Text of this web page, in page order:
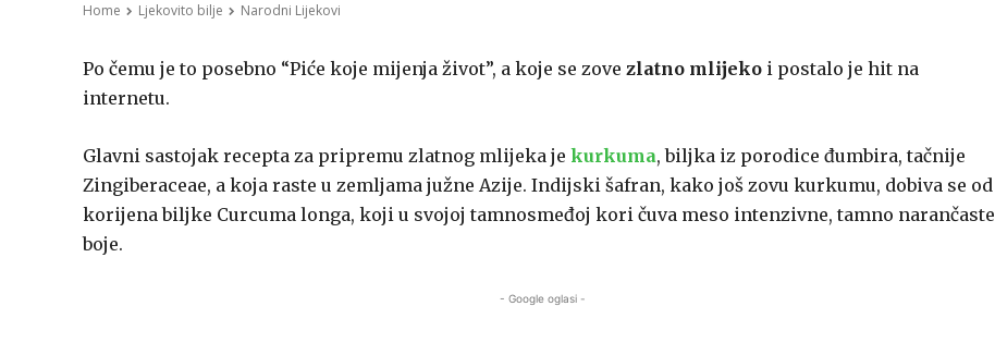
Home Ljekovito bilje Narodni Lijekovi
Po čemu je to posebno “Piće koje mijenja život”, a koje se zove zlatno mlijeko i postalo je hit na
internetu.
Glavni sastojak recepta za pripremu zlatnog mlijeka je kurkuma, biljka iz porodice đumbira, tačnije
Zingiberaceae, a koja raste u zemljama južne Azije. Indijski šafran, kako još zovu kurkumu, dobiva se od
korijena biljke Curcuma longa, koji u svojoj tamnosmeđoj kori čuva meso intenzivne, tamno narančaste
boje.
- Google oglasi -